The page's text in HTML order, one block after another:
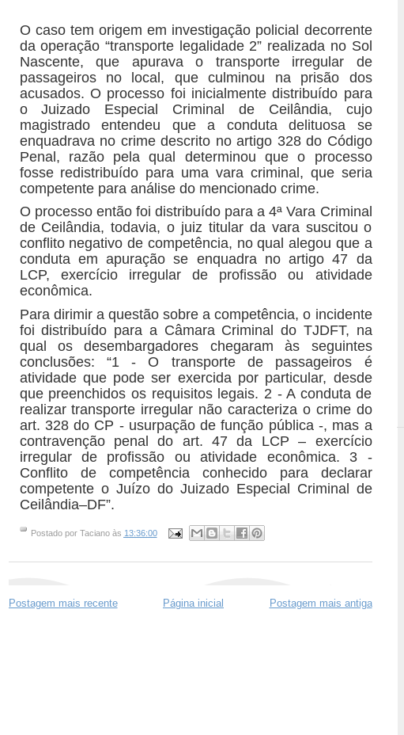
O caso tem origem em investigação policial decorrente
da operação “transporte legalidade 2” realizada no Sol
Nascente, que apurava o transporte irregular de
passageiros no local, que culminou na prisão dos
acusados. O processo foi inicialmente distribuído para
o Juizado Especial Criminal de Ceilândia, cujo
magistrado entendeu que a conduta delituosa se
enquadrava no crime descrito no artigo 328 do Código
Penal, razão pela qual determinou que o processo
fosse redistribuído para uma vara criminal, que seria
competente para análise do mencionado crime.
O processo então foi distribuído para a 4ª Vara Criminal
de Ceilândia, todavia, o juiz titular da vara suscitou o
conflito negativo de competência, no qual alegou que a
conduta em apuração se enquadra no artigo 47 da
LCP, exercício irregular de profissão ou atividade
econômica.
Para dirimir a questão sobre a competência, o incidente
foi distribuído para a Câmara Criminal do TJDFT, na
qual os desembargadores chegaram às seguintes
conclusões: “1 - O transporte de passageiros é
atividade que pode ser exercida por particular, desde
que preenchidos os requisitos legais. 2 - A conduta de
realizar transporte irregular não caracteriza o crime do
art. 328 do CP - usurpação de função pública -, mas a
contravenção penal do art. 47 da LCP – exercício
irregular de profissão ou atividade econômica. 3 -
Conflito de competência conhecido para declarar
competente o Juízo do Juizado Especial Criminal de
Ceilândia–DF”.
Postado por Taciano às 13:36:00
Postagem mais recente Postagem mais antiga
Página inicial